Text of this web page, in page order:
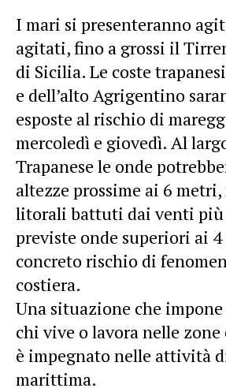
I mari si presenteranno
agitati, fino a grossi il
di Sicilia. Le coste
e dell’alto Agrigentino
esposte al rischio di
mercoledì e giovedì. Al
Trapanese le onde
altezze prossime ai 6
litorali battuti dai venti più
previste onde superiori ai
concreto rischio di
costiera.
Una situazione che
chi vive o lavora nelle zone
è impegnato nelle attività
marittima.